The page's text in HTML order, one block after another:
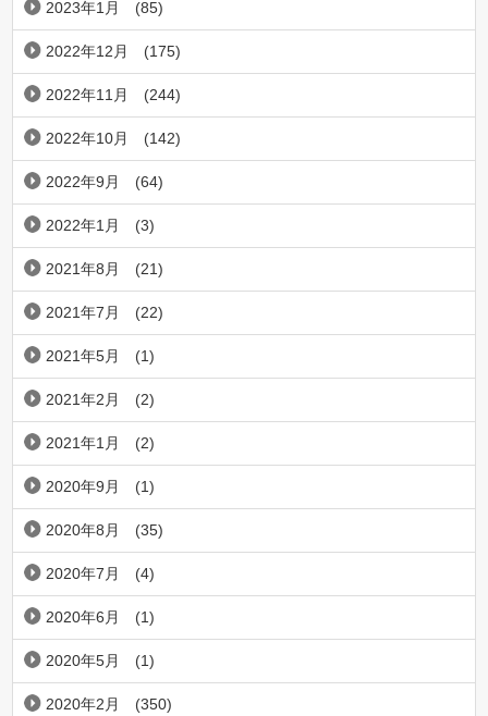
2023年1月 (85)
2022年12月 (175)
2022年11月 (244)
2022年10月 (142)
2022年9月 (64)
2022年1月 (3)
2021年8月 (21)
2021年7月 (22)
2021年5月 (1)
2021年2月 (2)
2021年1月 (2)
2020年9月 (1)
2020年8月 (35)
2020年7月 (4)
2020年6月 (1)
2020年5月 (1)
2020年2月 (350)